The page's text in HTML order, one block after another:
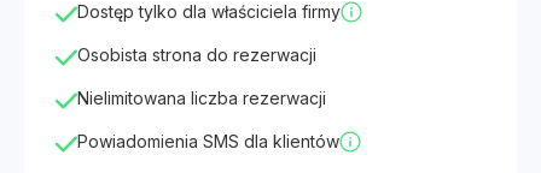
Dostęp tylko dla właściciela firmy
Osobista strona do rezerwacji
Nielimitowana liczba rezerwacji
Powiadomienia SMS dla klientów